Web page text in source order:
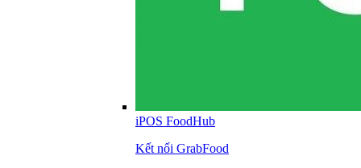
iPOS FoodHub
Kết nối GrabFood